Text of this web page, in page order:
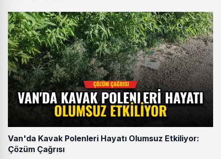
Van'da Kavak Polenleri Hayatı Olumsuz Etkiliyor:
Çözüm Çağrısı